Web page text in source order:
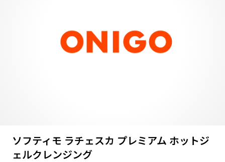
ソフティモ ラチェスカ プレミアム ホットジ
ェルクレンジング